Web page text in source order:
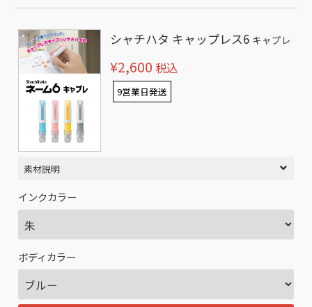
シャチハタ キャップレス6 キャプレ
¥2,600 税込
9営業日発送
素材説明
インクカラー
ボディカラー